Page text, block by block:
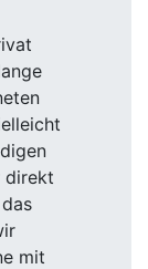
direkt
mit